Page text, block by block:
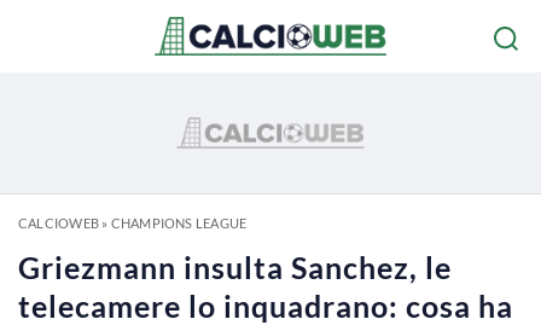
CALCIOWEB» CHAMPIONS LEAGUE
Griezmann insulta Sanchez, le
telecamere lo inquadrano: cosa ha